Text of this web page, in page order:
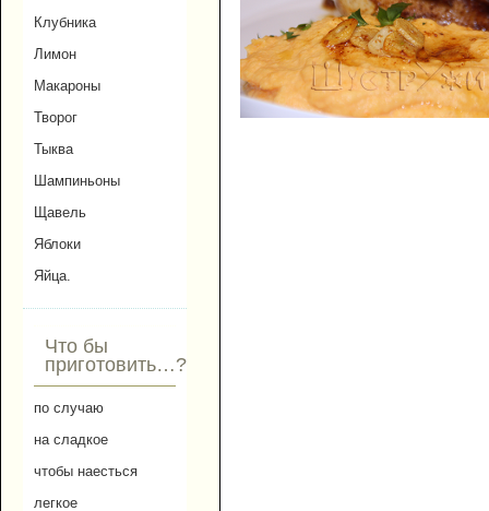
Клубника
Лимон
Макароны
Творог
Тыква
Шампиньоны
Щавель
Яблоки
Яйца.
Что бы
приготовить…?
по случаю
на сладкое
чтобы наесться
легкое